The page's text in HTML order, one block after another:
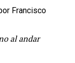
al andar